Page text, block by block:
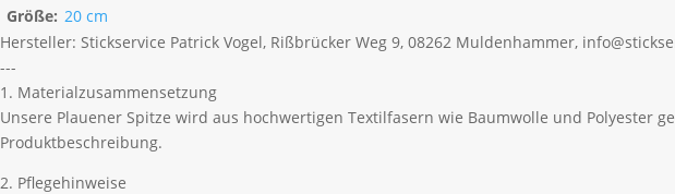
Größe: 20 cm
Hersteller: Stickservice Patrick Vogel, Rißbrücker Weg 9, 08262 Muldenhammer,
---
1. Materialzusammensetzung
Unsere Plauener Spitze wird aus hochwertigen Textilfasern wie Baumwolle und Polyester
Produktbeschreibung.
2. Pflegehinweise